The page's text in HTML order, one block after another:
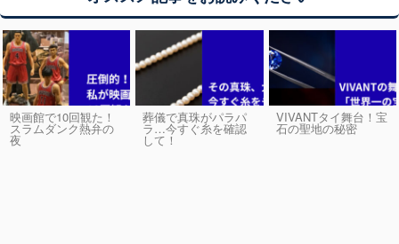
映画館で10回観た！
スラムダンク熱弁の
夜
葬儀で真珠がパラパ
ラ…今すぐ糸を確認
して！
VIVANTタイ舞台！宝
石の聖地の秘密